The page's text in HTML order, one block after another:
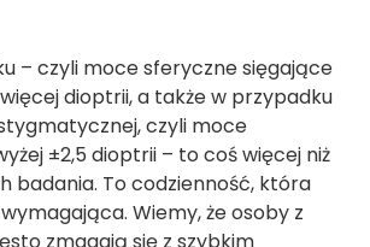
– czyli moce sferyczne sięgające
dioptrii, a także w przypadku
czyli moce
±2,5 dioptrii – to coś więcej niż
badania. To codzienność, która
Wiemy, że osoby z